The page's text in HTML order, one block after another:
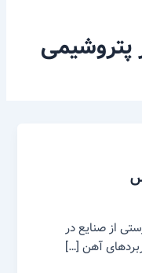
پتروشیمی
از صنایع در
آهن […]